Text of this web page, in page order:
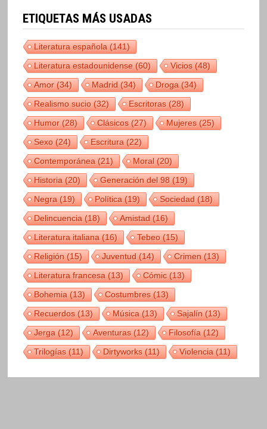
ETIQUETAS MÁS USADAS
Literatura española(141)
Literatura estadounidense(60) Vicios(48)
Amor(34) Madrid(34) Droga(34)
Realismo sucio(32) Escritoras(28)
Humor(28) Clásicos(27) Mujeres(25)
Sexo(24) Escritura(22)
Contemporánea(21) Moral(20)
Historia(20) Generación del 98(19)
Negra(19) Política(19) Sociedad(18)
Delincuencia(18) Amistad(16)
Literatura italiana(16) Tebeo(15)
Religión(15) Juventud(14) Crimen(13)
Literatura francesa(13) Cómic(13)
Bohemia(13) Costumbres(13)
Recuerdos(13) Música(13) Sajalín(13)
Jerga(12) Aventuras(12) Filosofía(12)
Trilogías(11) Dirtyworks(11) Violencia(11)